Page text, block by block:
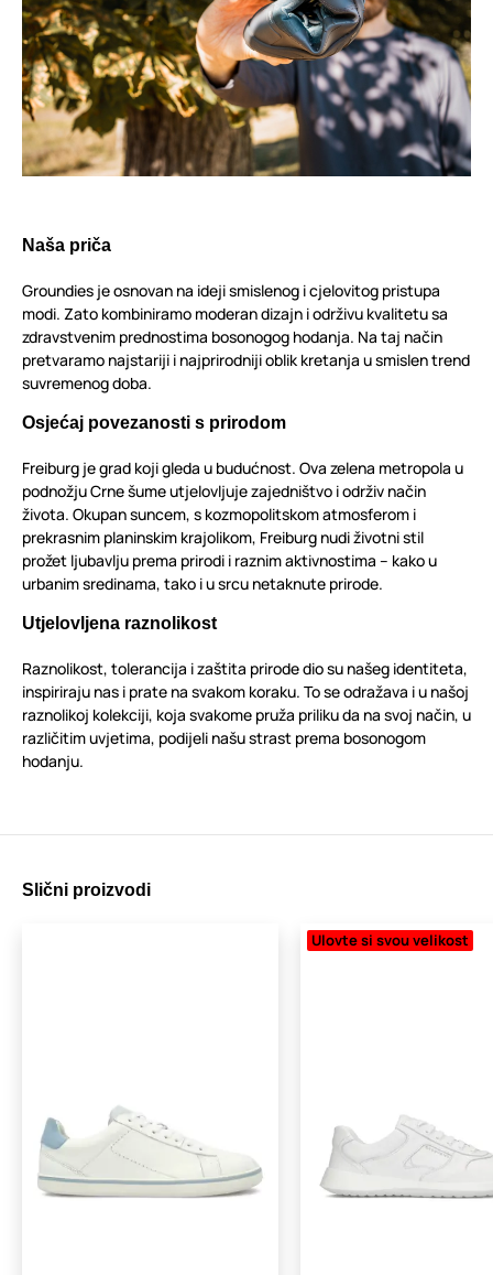
Naša priča
Groundies je osnovan na ideji smislenog i cjelovitog pristupa
modi. Zato kombiniramo moderan dizajn i održivu kvalitetu sa
zdravstvenim prednostima bosonogog hodanja. Na taj način
pretvaramo najstariji i najprirodniji oblik kretanja u smislen trend
suvremenog doba.
Osjećaj povezanosti s prirodom
Freiburg je grad koji gleda u budućnost. Ova zelena metropola u
podnožju Crne šume utjelovljuje zajedništvo i održiv način
života. Okupan suncem, s kozmopolitskom atmosferom i
prekrasnim planinskim krajolikom, Freiburg nudi životni stil
prožet ljubavlju prema prirodi i raznim aktivnostima – kako u
urbanim sredinama, tako i u srcu netaknute prirode.
Utjelovljena raznolikost
Raznolikost, tolerancija i zaštita prirode dio su našeg identiteta,
inspiriraju nas i prate na svakom koraku. To se odražava i u našoj
raznolikoj kolekciji, koja svakome pruža priliku da na svoj način, u
različitim uvjetima, podijeli našu strast prema bosonogom
hodanju.
Slični proizvodi
Ulovte si svou velikost